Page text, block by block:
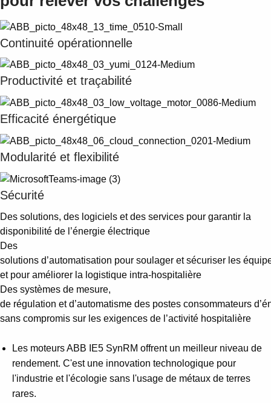
Continuité opérationnelle
Productivité et traçabilité
Efficacité énergétique
Modularité et flexibilité
Sécurité
Des solutions, des logiciels et des services pour garantir la
disponibilité de l’énergie électrique
Des
solutions d’automatisation pour soulager et sécuriser les
et pour améliorer la logistique intra-hospitalière
Des systèmes de mesure,
de régulation et d’automatisme des postes consommateurs
sans compromis sur les exigences de l’activité hospitalière
Les moteurs ABB IE5 SynRM offrent un meilleur niveau de
rendement. C'est une innovation technologique pour
l'industrie et l'écologie sans l'usage de métaux de terres
rares.